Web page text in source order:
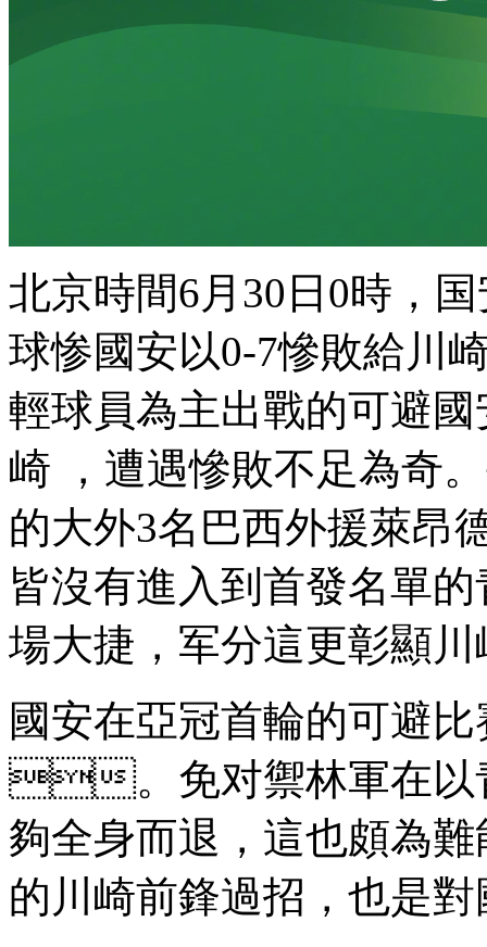
北京時間6月30日0時，
球惨國安以0-7慘敗給川崎
輕球員為主出戰的可避國
崎 ，遭遇慘敗不足為奇
的大外3名巴西外援萊昂德羅
皆沒有進入到首發名單的青
場大捷 ，军分這更彰顯
國安在亞冠首輪的可避比
。免对禦林軍在以青
夠全身而退，這也頗為
的川崎前鋒過招，也是